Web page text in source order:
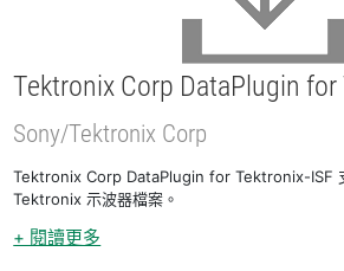
Tektronix Corp DataPlugin
Sony/Tektronix Corp
Tektronix Corp DataPlugin for Tektronix-ISF
Tektronix 示波器檔案。
+ 閱讀更多